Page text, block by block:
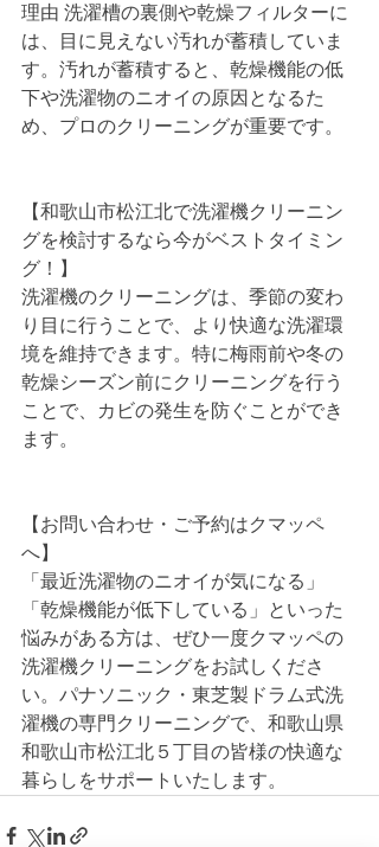
理由 洗濯槽の裏側や乾燥フィルターに
は、目に見えない汚れが蓄積していま
す。汚れが蓄積すると、乾燥機能の低
下や洗濯物のニオイの原因となるた
め、プロのクリーニングが重要です。
【和歌山市松江北で洗濯機クリーニン
グを検討するなら今がベストタイミン
グ！】
洗濯機のクリーニングは、季節の変わ
り目に行うことで、より快適な洗濯環
境を維持できます。特に梅雨前や冬の
乾燥シーズン前にクリーニングを行う
ことで、カビの発生を防ぐことができ
ます。
【お問い合わせ・ご予約はクマッペ
へ】
「最近洗濯物のニオイが気になる」
「乾燥機能が低下している」といった
悩みがある方は、ぜひ一度クマッペの
洗濯機クリーニングをお試しくださ
い。パナソニック・東芝製ドラム式洗
濯機の専門クリーニングで、和歌山県
和歌山市松江北５丁目の皆様の快適な
暮らしをサポートいたします。